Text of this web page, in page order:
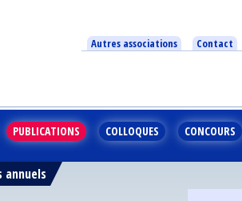
Autres associations Contact
PUBLICATIONS COLLOQUES CONCOURS
annuels